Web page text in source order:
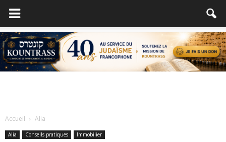
Accueil Alia
Alia Conseils pratiques Immobilier